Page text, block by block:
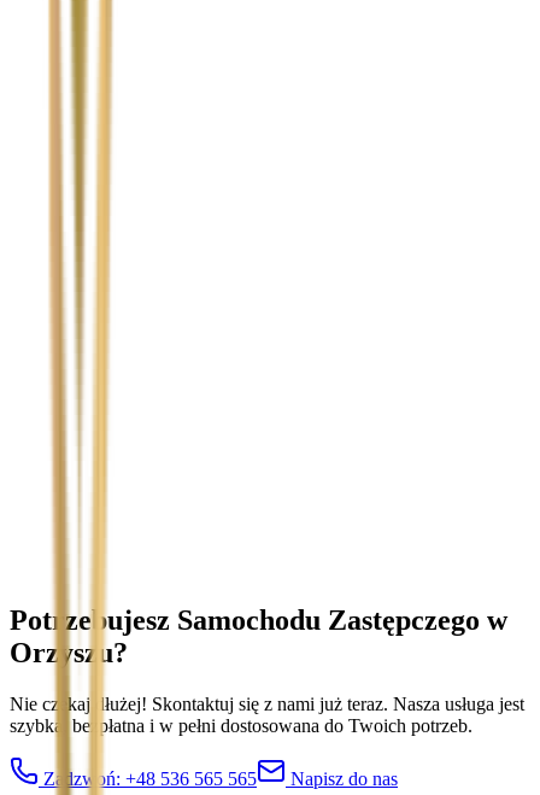
Potrzebujesz Samochodu Zastępczego w
Orzyszu?
Nie czekaj dłużej! Skontaktuj się z nami już teraz. Nasza usługa jest
szybka, bezpłatna i w pełni dostosowana do Twoich potrzeb.
Zadzwoń: +48 536 565 565 Napisz do nas